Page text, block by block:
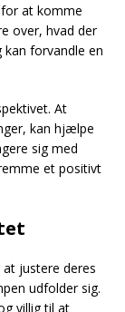
at komme
over, hvad der
forvandle en
At
kan hjælpe
sig med
et positivt
justere deres
udfolder sig.
villig til at